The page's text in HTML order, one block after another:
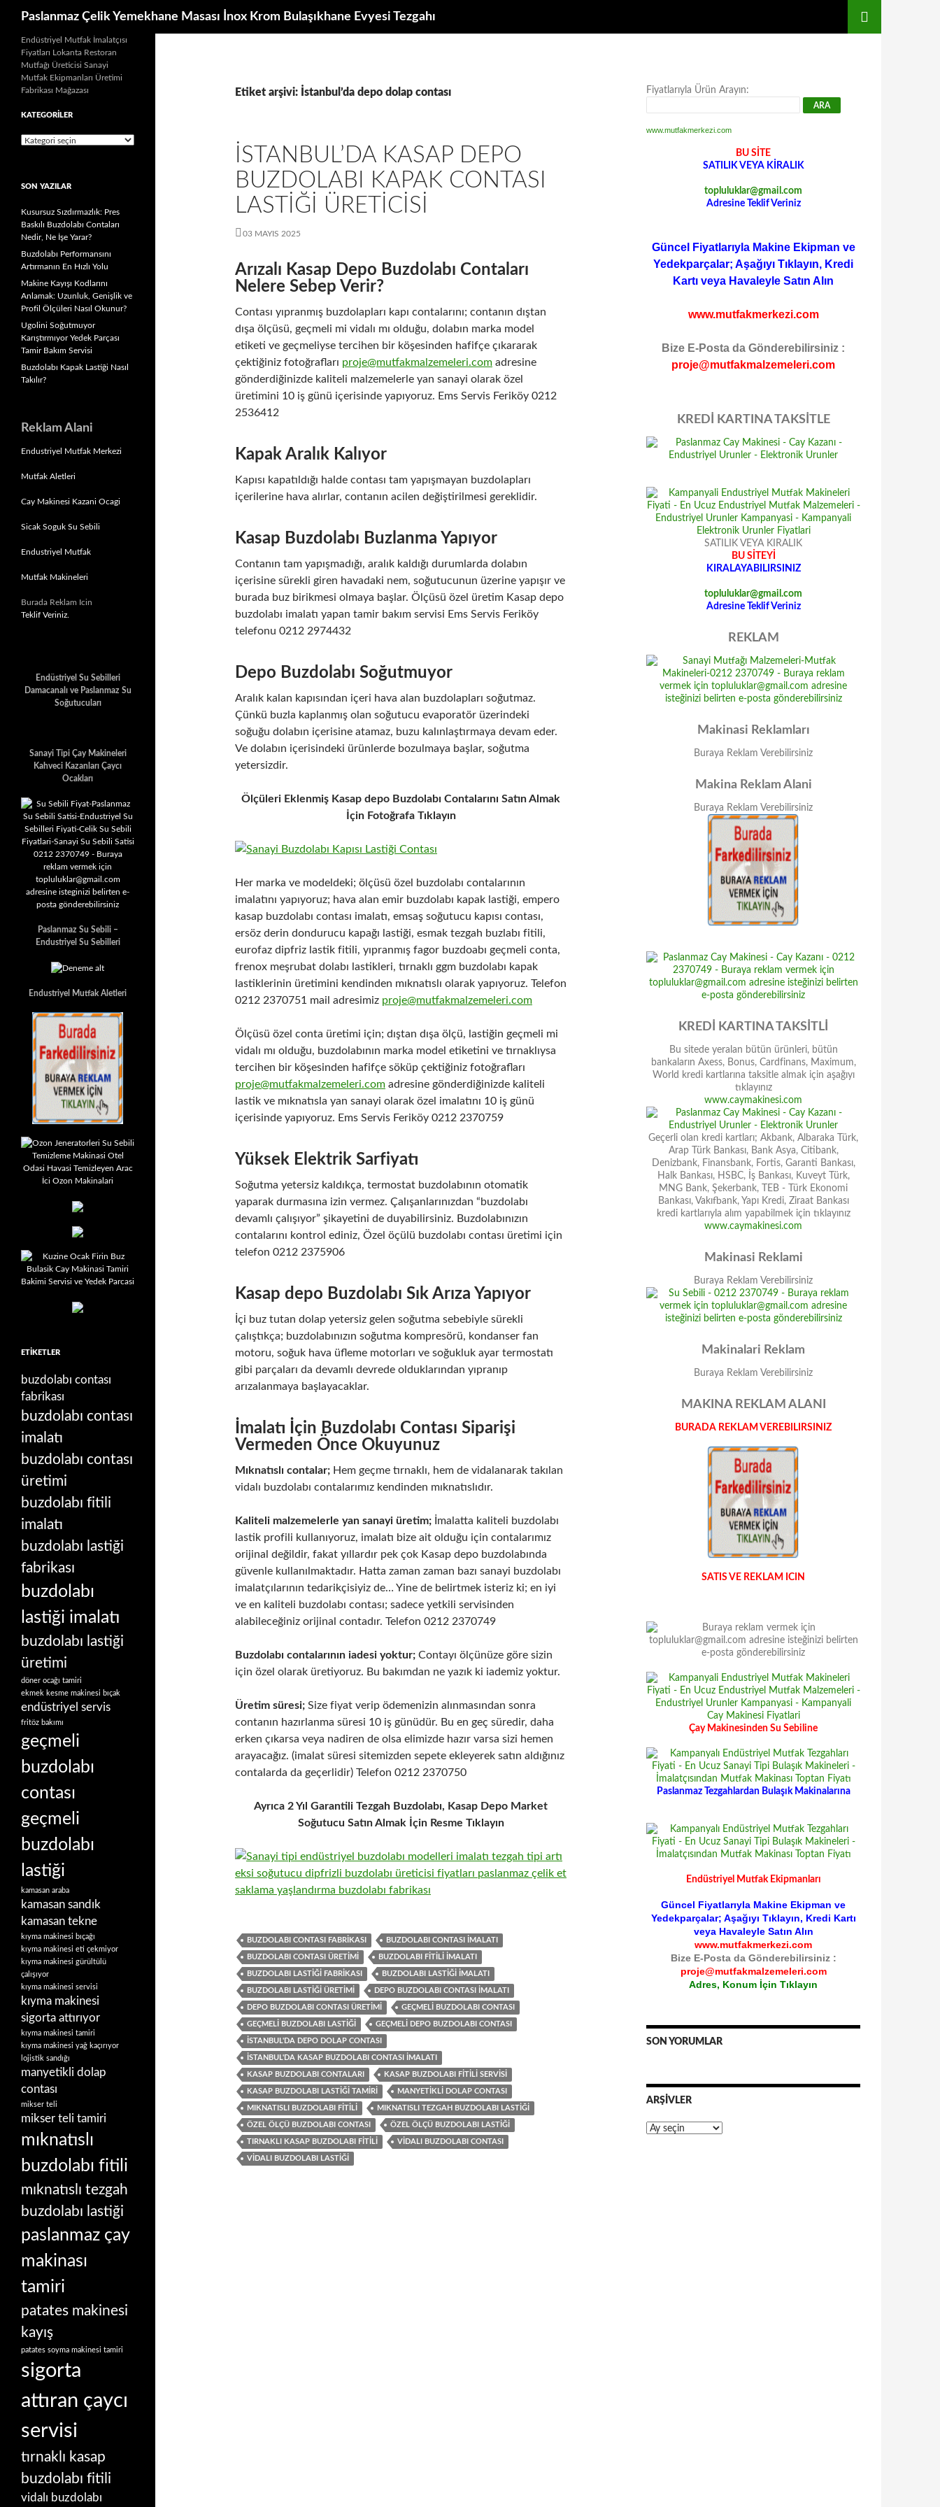
İçeriğe
Paslanmaz Çelik Yemekhane Masası İnox Krom Bulaşıkhane Evyesi Tezgahı
Etiket arşivi: İstanbul’da depo dolap contası
İSTANBUL’DA KASAP DEPO
BUZDOLABI KAPAK CONTASI
LASTIĞI ÜRETICISI
03 MAYIS 2025
Arızalı Kasap Depo Buzdolabı Contaları
Nelere Sebep Verir?
Contası yıpranmış buzdolapları kapı contalarını; contanın dıştan
dışa ölçüsü, geçmeli mi vidalı mı olduğu, dolabın marka model
etiketi ve geçmeliyse tercihen bir köşesinden hafifçe çıkararak
çektiğiniz fotoğrafları proje@mutfakmalzemeleri.com adresine
gönderdiğinizde kaliteli malzemelerle yan sanayi olarak özel
üretimini 10 iş günü içerisinde yapıyoruz. Ems Servis Feriköy 0212
2536412
Kapak Aralık Kalıyor
Kapısı kapatıldığı halde contası tam yapışmayan buzdolapları
içerilerine hava alırlar, contanın acilen değiştirilmesi gereklidir.
Kasap Buzdolabı Buzlanma Yapıyor
Contanın tam yapışmadığı, aralık kaldığı durumlarda dolabın
içerisine sürekli giren havadaki nem, soğutucunun üzerine yapışır ve
burada buz birikmesi olmaya başlar. Ölçüsü özel üretim Kasap depo
buzdolabı imalatı yapan tamir bakım servisi Ems Servis Feriköy
telefonu 0212 2974432
Depo Buzdolabı Soğutmuyor
Aralık kalan kapısından içeri hava alan buzdolapları soğutmaz.
Çünkü buzla kaplanmış olan soğutucu evaporatör üzerindeki
soğuğu dolabın içerisine atamaz, buzu kalınlaştırmaya devam eder.
Ve dolabın içerisindeki ürünlerde bozulmaya başlar, soğutma
yetersizdir.
Ölçüleri Eklenmiş Kasap depo Buzdolabı Contalarını Satın Almak
İçin Fotoğrafa Tıklayın
Her marka ve modeldeki; ölçüsü özel buzdolabı contalarının
imalatını yapıyoruz; hava alan emir buzdolabı kapak lastiği, empero
kasap buzdolabı contası imalatı, emsaş soğutucu kapısı contası,
ersöz derin dondurucu kapağı lastiği, esmak tezgah buzlabı fitili,
eurofaz dipfriz lastik fitili, yıpranmış fagor buzdoabı geçmeli conta,
frenox meşrubat dolabı lastikleri, tırnaklı ggm buzdolabı kapak
lastiklerinin üretimini kendinden mıknatıslı olarak yapıyoruz. Telefon
0212 2370751 mail adresimiz proje@mutfakmalzemeleri.com
Ölçüsü özel conta üretimi için; dıştan dışa ölçü, lastiğin geçmeli mi
vidalı mı olduğu, buzdolabının marka model etiketini ve tırnaklıysa
tercihen bir köşesinden hafifçe söküp çektiğiniz fotoğrafları
proje@mutfakmalzemeleri.com adresine gönderdiğinizde kaliteli
lastik ve mıknatısla yan sanayi olarak özel imalatını 10 iş günü
içerisinde yapıyoruz. Ems Servis Feriköy 0212 2370759
Yüksek Elektrik Sarfiyatı
Soğutma yetersiz kaldıkça, termostat buzdolabının otomatik
yaparak durmasına izin vermez. Çalışanlarınızdan “buzdolabı
devamlı çalışıyor” şikayetini de duyabilirsiniz. Buzdolabınızın
contalarını kontrol ediniz, Özel öçülü buzdolabı contası üretimi için
telefon 0212 2375906
Kasap depo Buzdolabı Sık Arıza Yapıyor
İçi buz tutan dolap yetersiz gelen soğutma sebebiyle sürekli
çalıştıkça; buzdolabınızın soğutma kompresörü, kondanser fan
motoru, soğuk hava üfleme motorları ve soğukluk ayar termostatı
gibi parçaları da devamlı devrede olduklarından yıpranıp
arızalanmaya başlayacaklar.
İmalatı İçin Buzdolabı Contası Siparişi
Vermeden Önce Okuyunuz
Mıknatıslı contalar; Hem geçme tırnaklı, hem de vidalanarak takılan
vidalı buzdolabı contalarımız kendinden mıknatıslıdır.
Kaliteli malzemelerle yan sanayi üretim; İmalatta kaliteli buzdolabı
lastik profili kullanıyoruz, imalatı bize ait olduğu için contalarımız
orijinal değildir, fakat yıllardır pek çok Kasap depo buzdolabında
güvenle kullanılmaktadır. Hatta zaman zaman bazı sanayi buzdolabı
imalatçılarının tedarikçisiyiz de… Yine de belirtmek isteriz ki; en iyi
ve en kaliteli buzdolabı contası; sadece yetkili servisinden
alabileceğiniz orijinal contadır. Telefon 0212 2370749
Buzdolabı contalarının iadesi yoktur; Contayı ölçünüze göre sizin
için özel olarak üretiyoruz. Bu bakımdan ne yazık ki iademiz yoktur.
Üretim süresi; Size fiyat verip ödemenizin alınmasından sonra
contanın hazırlanma süresi 10 iş günüdür. Bu en geç süredir, daha
erken çıkarsa veya nadiren de olsa elimizde hazır varsa sizi hemen
arayacağız. (imalat süresi sitemizden sepete ekleyerek satın aldığınız
contalarda da geçerlidir) Telefon 0212 2370750
Ayrıca 2 Yıl Garantili Tezgah Buzdolabı, Kasap Depo Market
Soğutucu Satın Almak İçin Resme Tıklayın
BUZDOLABI CONTASI FABRIKASI BUZDOLABI CONTASI IMALATI
BUZDOLABI CONTASI ÜRETIMI BUZDOLABI FITILI IMALATI
BUZDOLABI LASTIĞI FABRIKASI BUZDOLABI LASTIĞI IMALATI
BUZDOLABI LASTIĞI ÜRETIMI DEPO BUZDOLABI CONTASI IMALATI
DEPO BUZDOLABI CONTASI ÜRETIMI GEÇMELI BUZDOLABI CONTASI
GEÇMELI BUZDOLABI LASTIĞI GEÇMELI DEPO BUZDOLABI CONTASI
İSTANBUL'DA DEPO DOLAP CONTASI
İSTANBUL'DA KASAP BUZDOLABI CONTASI IMALATI
KASAP BUZDOLABI CONTALARI KASAP BUZDOLABI FITILI SERVISI
KASAP BUZDOLABI LASTIĞI TAMIRI MANYETIKLI DOLAP CONTASI
MIKNATISLI BUZDOLABI FITILI MIKNATISLI TEZGAH BUZDOLABI LASTIĞI
ÖZEL ÖLÇÜ BUZDOLABI CONTASI ÖZEL ÖLÇÜ BUZDOLABI LASTIĞI
TIRNAKLI KASAP BUZDOLABI FITILI VIDALI BUZDOLABI CONTASI
VIDALI BUZDOLABI LASTIĞI
Fiyatlarıyla Ürün Arayın:
www.mutfakmerkezi.com
BU SİTE
SATILIK VEYA KİRALIK
topluluklar@gmail.com
Adresine Teklif Veriniz
Güncel Fiyatlarıyla Makine Ekipman ve
Yedekparçalar; Aşağıyı Tıklayın, Kredi
Kartı veya Havaleyle Satın Alın
www.mutfakmerkezi.com
Bize E-Posta da Gönderebilirsiniz :
proje@mutfakmalzemeleri.com
KREDİ KARTINA TAKSİTLE
SATILIK VEYA KIRALIK
BU SİTEYİ
KIRALAYABILIRSINIZ
topluluklar@gmail.com
Adresine Teklif Veriniz
REKLAM
Makinasi Reklamları
Buraya Reklam Verebilirsiniz
Makina Reklam Alani
Buraya Reklam Verebilirsiniz
KREDİ KARTINA TAKSİTLİ
Bu sitede yeralan bütün ürünleri, bütün
bankaların Axess, Bonus, Cardfinans, Maximum,
World kredi kartlarına taksitle almak için aşağıyı
tıklayınız
www.caymakinesi.com
Geçerli olan kredi kartları; Akbank, Albaraka Türk,
Arap Türk Bankası, Bank Asya, Citibank,
Denizbank, Finansbank, Fortis, Garanti Bankası,
Halk Bankası, HSBC, İş Bankası, Kuveyt Türk,
MNG Bank, Şekerbank, TEB - Türk Ekonomi
Bankası, Vakıfbank, Yapı Kredi, Ziraat Bankası
kredi kartlarıyla alım yapabilmek için tıklayınız
www.caymakinesi.com
Makinasi Reklami
Buraya Reklam Verebilirsiniz
Makinalari Reklam
Buraya Reklam Verebilirsiniz
MAKINA REKLAM ALANI
BURADA REKLAM VEREBILIRSINIZ
SATIS VE REKLAM ICIN
Çay Makinesinden Su Sebiline
Paslanmaz Tezgahlardan Bulaşık Makinalarına
Endüstriyel Mutfak Ekipmanları
Güncel Fiyatlarıyla Makine Ekipman ve
Yedekparçalar; Aşağıyı Tıklayın, Kredi Kartı
veya Havaleyle Satın Alın
www.mutfakmerkezi.com
Bize E-Posta da Gönderebilirsiniz :
proje@mutfakmalzemeleri.com
Adres, Konum İçin Tıklayın
SON YORUMLAR
ARŞIVLER
Arşivler
Endüstriyel Mutfak İmalatçısı
Fiyatları Lokanta Restoran
Mutfağı Üreticisi Sanayi
Mutfak Ekipmanları Üretimi
Fabrikası Mağazası
KATEGORILER
Kategoriler
SON YAZILAR
Kusursuz Sızdırmazlık: Pres
Baskılı Buzdolabı Contaları
Nedir, Ne İşe Yarar?
Buzdolabı Performansını
Artırmanın En Hızlı Yolu
Makine Kayışı Kodlarını
Anlamak: Uzunluk, Genişlik ve
Profil Ölçüleri Nasıl Okunur?
Ugolini Soğutmuyor
Karıştırmıyor Yedek Parçası
Tamir Bakım Servisi
Buzdolabı Kapak Lastiği Nasıl
Takılır?
Reklam Alani
Endustriyel Mutfak Merkezi
Mutfak Aletleri
Cay Makinesi Kazani Ocagi
Sicak Soguk Su Sebili
Endustriyel Mutfak
Mutfak Makineleri
Burada Reklam Icin
Teklif Veriniz.
Endüstriyel Su Sebilleri
Damacanalı ve Paslanmaz Su
Soğutucuları
Sanayi Tipi Çay Makineleri
Kahveci Kazanları Çaycı
Ocakları
Paslanmaz Su Sebili –
Endustriyel Su Sebilleri
Endustriyel Mutfak Aletleri
ETIKETLER
buzdolabı contası
fabrikası
buzdolabı contası
imalatı
buzdolabı contası
üretimi
buzdolabı fitili
imalatı
buzdolabı lastiği
fabrikası
buzdolabı
lastiği imalatı
buzdolabı lastiği
üretimi
döner ocağı tamiri
ekmek kesme makinesi bıçak
endüstriyel servis
fritöz bakımı
geçmeli
buzdolabı
contası
geçmeli
buzdolabı
lastiği
kamasan araba
kamasan sandık
kamasan tekne
kıyma makinesi bıçağı
kıyma makinesi eti çekmiyor
kıyma makinesi gürültülü
çalışıyor
kıyma makinesi servisi
kıyma makinesi
sigorta attırıyor
kıyma makinesi tamiri
kıyma makinesi yağ kaçırıyor
lojistik sandığı
manyetikli dolap
contası
mikser teli
mikser teli tamiri
mıknatıslı
buzdolabı fitili
mıknatıslı tezgah
buzdolabı lastiği
paslanmaz çay
makinası
tamiri
patates makinesi
kayış
patates soyma makinesi tamiri
sigorta
attıran çaycı
servisi
tırnaklı kasap
buzdolabı fitili
vidalı buzdolabı